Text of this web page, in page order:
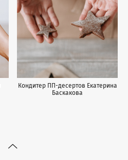
Кондитер ПП-десертов Екатерина
Баскакова